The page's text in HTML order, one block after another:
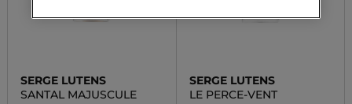
SERGE LUTENS
SANTAL MAJUSCULE
SERGE LUTENS
LE PERCE-VENT